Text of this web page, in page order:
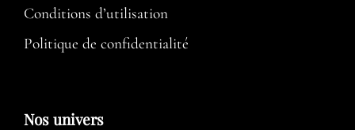
Conditions d’utilisation​
Politique de confidentialité
Nos univers